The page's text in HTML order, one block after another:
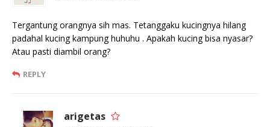
Tergantung orangnya sih mas. Tetanggaku kucingnya hilang
padahal kucing kampung huhuhu . Apakah kucing bisa nyasar?
Atau pasti diambil orang?
REPLY
arigetas